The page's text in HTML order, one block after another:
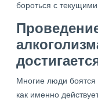
бороться с
Многие люди боятся
как именно